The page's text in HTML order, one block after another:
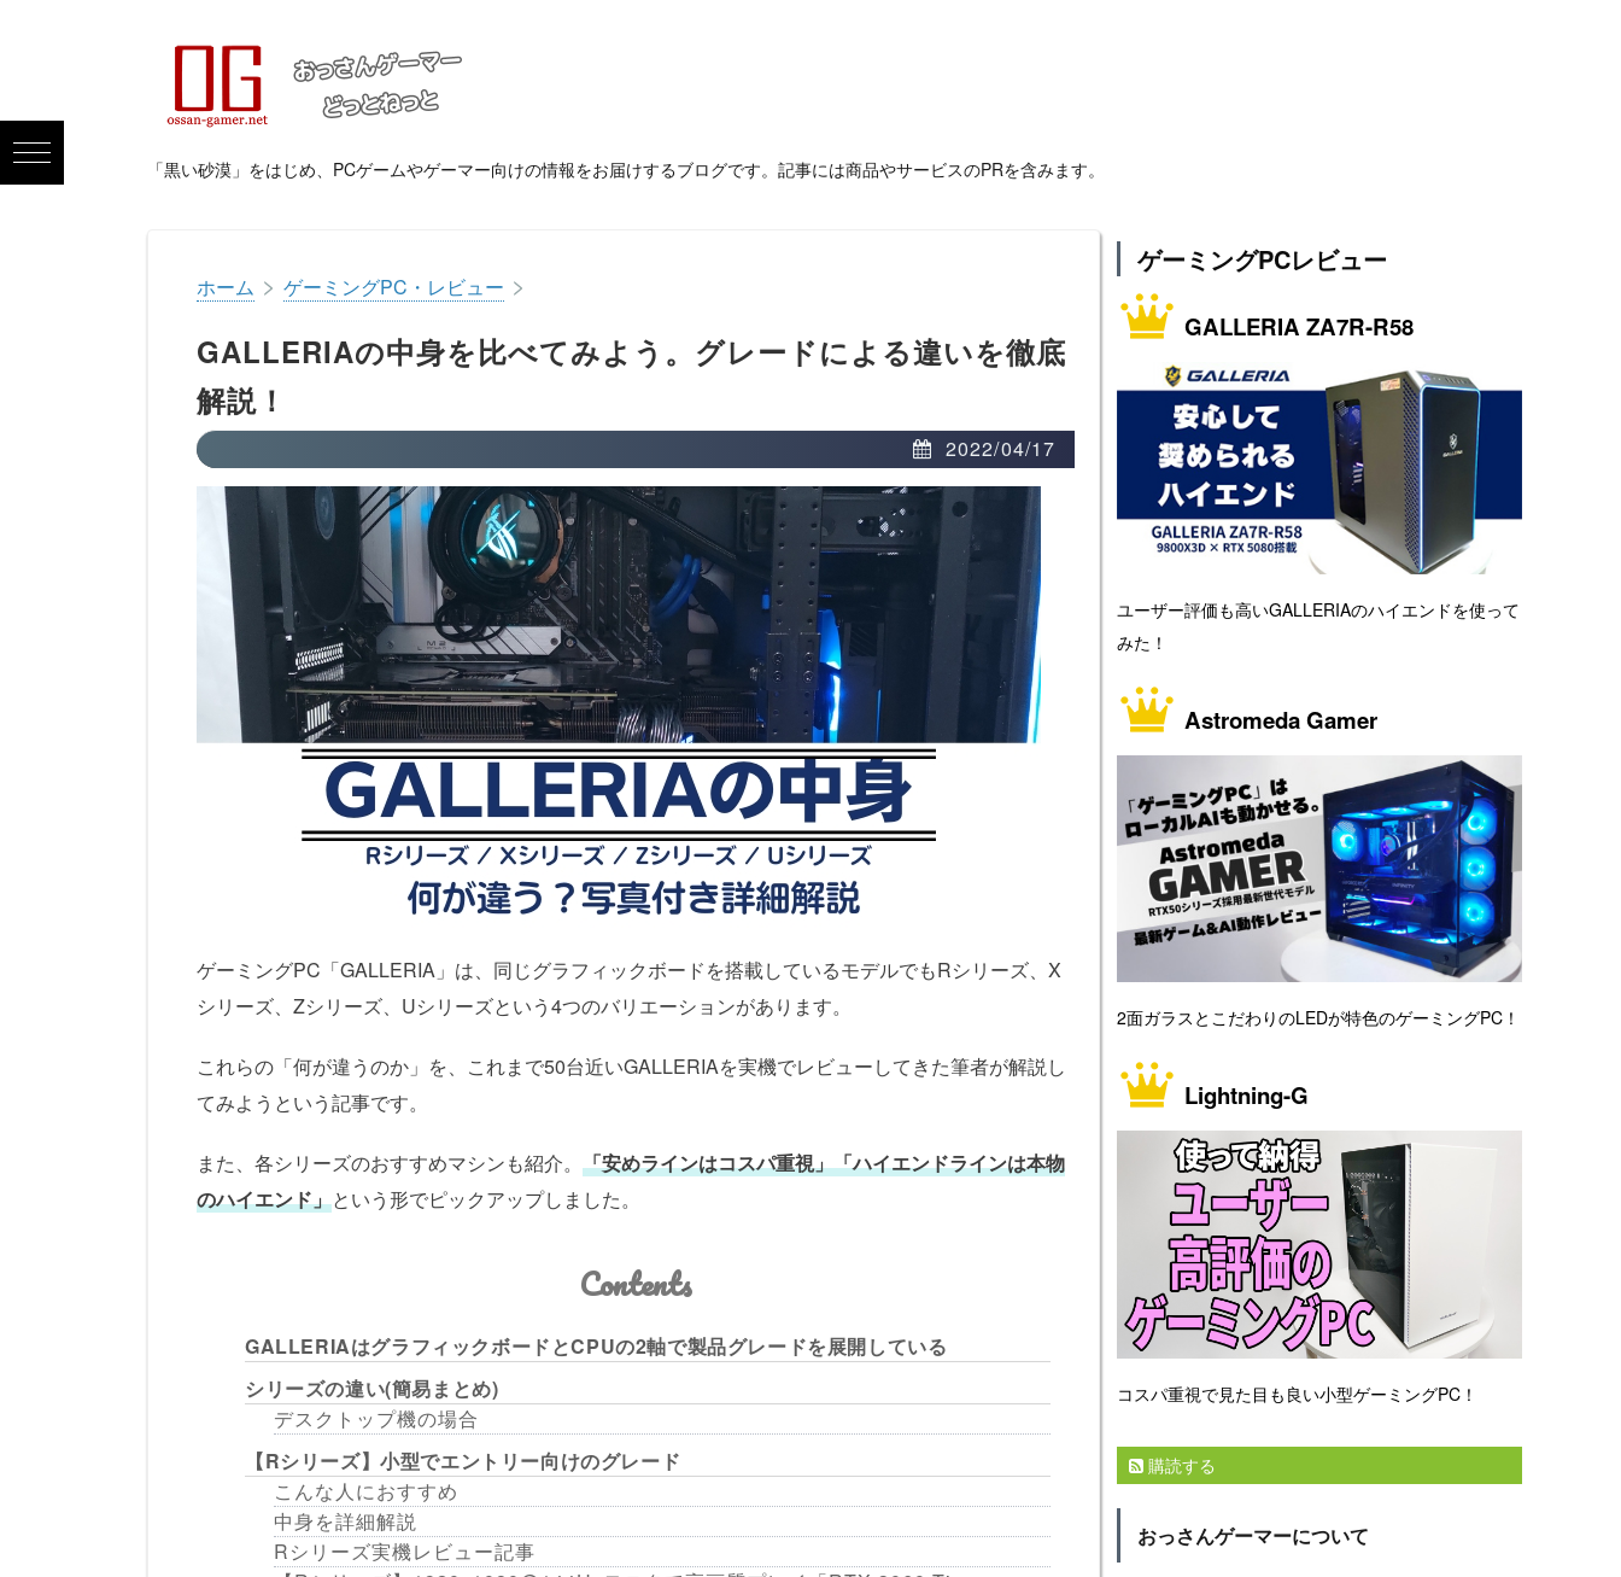
「黒い砂漠」をはじめ、PCゲームやゲーマー向けの情報をお届けするブログです。記事には商品やサービスのPRを含みます。
ホーム > ゲーミングPC・レビュー >
GALLERIAの中身を比べてみよう。グレードによる違いを徹底
解説！
2022/04/17
ゲーミングPC「GALLERIA」は、同じグラフィックボードを搭載しているモデルでもRシリーズ、X
シリーズ、Zシリーズ、Uシリーズという4つのバリエーションがあります。
これらの「何が違うのか」を、これまで50台近いGALLERIAを実機でレビューしてきた筆者が解説し
てみようという記事です。
また、各シリーズのおすすめマシンも紹介。 「安めラインはコスパ重視」「ハイエンドラインは本物
のハイエンド」という形でピックアップしました。
Contents
GALLERIAはグラフィックボードとCPUの2軸で製品グレードを展開している
シリーズの違い(簡易まとめ)
デスクトップ機の場合
【Rシリーズ】小型でエントリー向けのグレード
こんな人におすすめ
中身を詳細解説
Rシリーズ実機レビュー記事
ゲーミングPCレビュー
GALLERIA ZA7R-R58
ユーザー評価も高いGALLERIAのハイエンドを使って
みた！
Astromeda Gamer
2面ガラスとこだわりのLEDが特色のゲーミングPC！
Lightning-G
コスパ重視で見た目も良い小型ゲーミングPC！
購読する
おっさんゲーマーについて